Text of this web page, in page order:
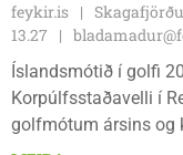
feykir.is
13.27
Íslandsmótið í golfi
Korpúlfsstaðavelli í
golfmótum ársins og